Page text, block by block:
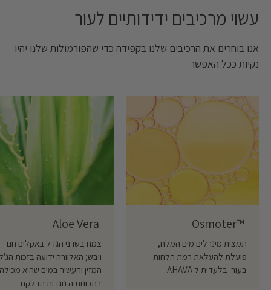
עשוי מרכיבים ידידותיים לעור ‎
אנו בוחרים את הרכיבים שלנו בקפידה כדי שהפורמולות שלנו יהיו
נקיות ככל האפשר
Osmoter™ ‎
תמצית מינרלים מים המלח,
פועלת להעלאת רמת הלחות
בעור. בלעדית ל AHAVA.
Aloe Vera ‎
צמח בשרני הגדל באקלים חם
ויבש; האלוורה ידועה בזכות
המזין והעשיר במים שהיא
בתכונותיה נוגדות הדלקת